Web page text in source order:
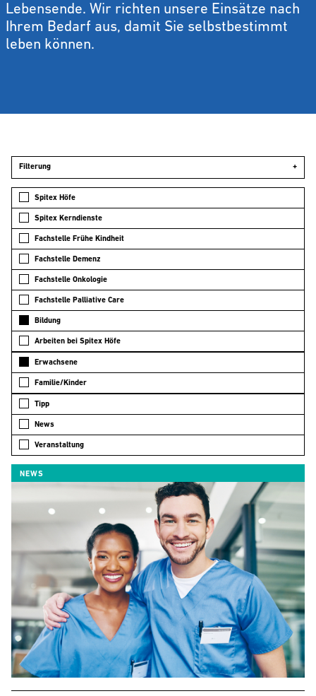
Lebensende. Wir richten unsere Einsätze nach
Ihrem Bedarf aus, damit Sie selbstbestimmt
leben können.
Filterung +
Spitex Höfe
Spitex Kerndienste
Fachstelle Frühe Kindheit
Fachstelle Demenz
Fachstelle Onkologie
Fachstelle Palliative Care
Bildung
Arbeiten bei Spitex Höfe
Erwachsene
Familie/Kinder
Tipp
News
Veranstaltung
NEWS